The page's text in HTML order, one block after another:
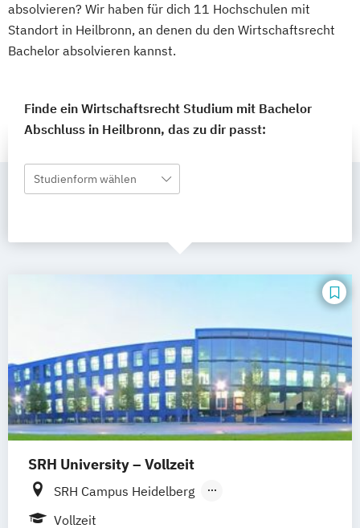
absolvieren? Wir haben für dich 11 Hochschulen mit
Standort in Heilbronn, an denen du den Wirtschaftsrecht
Bachelor absolvieren kannst.
Finde ein Wirtschaftsrecht Studium mit Bachelor
Abschluss in Heilbronn, das zu dir passt:
Studienform wählen
SRH University – Vollzeit
SRH Campus Heidelberg
SRH Campus Berlin
Vollzeit